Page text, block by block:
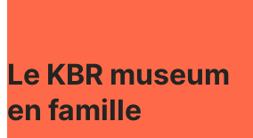
Le KBR museum
en famille